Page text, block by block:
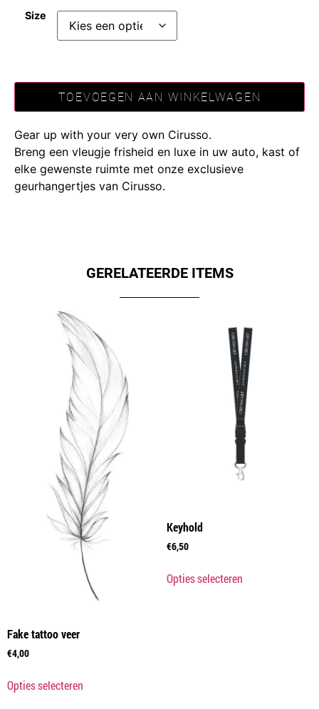
Size
TOEVOEGEN AAN WINKELWAGEN
Gear up with your very own Cirusso.
Breng een vleugje frisheid en luxe in uw auto, kast of
elke gewenste ruimte met onze exclusieve
geurhangertjes van Cirusso.
GERELATEERDE ITEMS
Fake tattoo veer
€4,00
Opties selecteren
Keyhold
€6,50
Opties selecteren